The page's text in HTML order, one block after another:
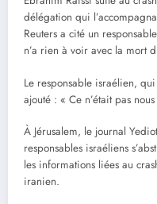
délégation qui
Reuters a cité un
n’a rien à voir avec la mort
Le responsable israélien,
ajouté : « Ce n’était pas
À Jérusalem, le journal
responsables israéliens
les informations liées au
iranien.